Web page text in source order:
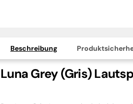
Beschreibung
Luna Grey (Gris)